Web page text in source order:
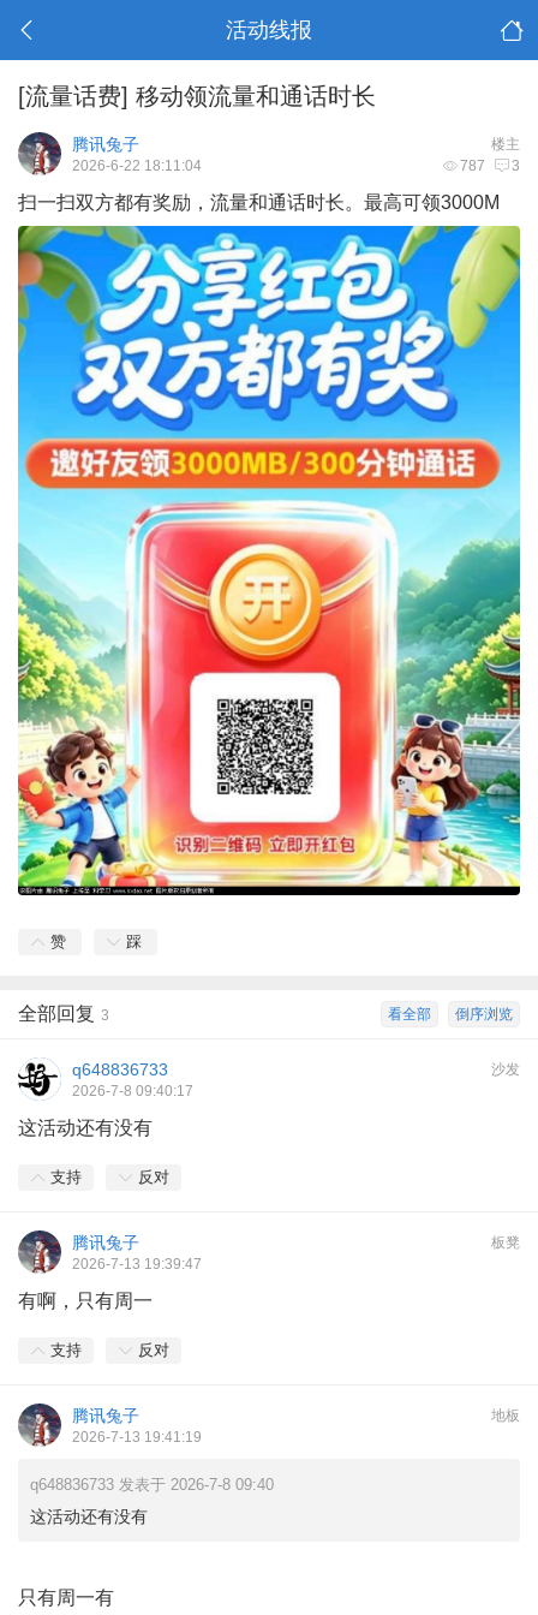
活动线报
[流量话费] 移动领流量和通话时长
楼主
腾讯兔子
787 3
2026-6-22 18:11:04
扫一扫双方都有奖励，流量和通话时长。最高可领3000M
赞 踩
倒序浏览
看全部
全部回复 3
沙发
q648836733
2026-7-8 09:40:17
这活动还有没有
支持 反对
板凳
腾讯兔子
2026-7-13 19:39:47
有啊，只有周一
支持 反对
地板
腾讯兔子
2026-7-13 19:41:19
q648836733 发表于 2026-7-8 09:40
这活动还有没有
只有周一有